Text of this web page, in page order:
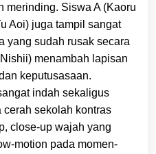
merinding. Siswa A (Kaoru
Aoi) juga tampil sangat
yang sudah rusak secara
menambah lapisan
keputusasaan.
indah sekaligus
sekolah kontras
close-up wajah yang
motion pada momen-